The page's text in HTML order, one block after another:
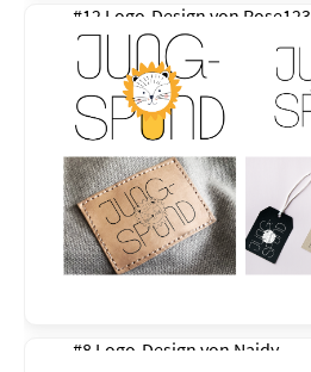
#12 Logo-Design von Rose123
#8 Logo-Design von Naidy